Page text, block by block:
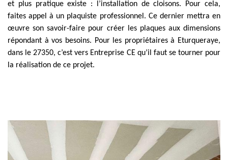
et plus pratique existe : l’installation de cloisons. Pour cela,
faites appel à un plaquiste professionnel. Ce dernier mettra en
œuvre son savoir-faire pour créer les plaques aux dimensions
répondant à vos besoins. Pour les propriétaires à Eturqueraye,
dans le 27350, c’est vers Entreprise CE qu’il faut se tourner pour
la réalisation de ce projet.